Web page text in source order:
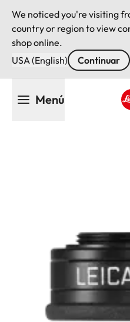
We noticed you're visiting
country or region to view
shop online.
USA (English)
Continuar
Menú